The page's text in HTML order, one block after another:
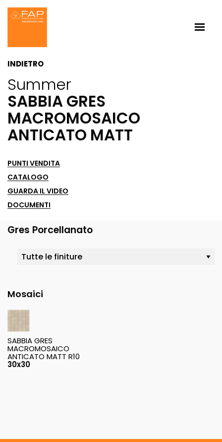
INDIETRO
Summer
SABBIA GRES
MACROMOSAICO
ANTICATO MATT
PUNTI VENDITA
CATALOGO
GUARDA IL VIDEO
DOCUMENTI
Gres Porcellanato
Mosaici
SABBIA GRES
MACROMOSAICO
ANTICATO MATT R10
30x30